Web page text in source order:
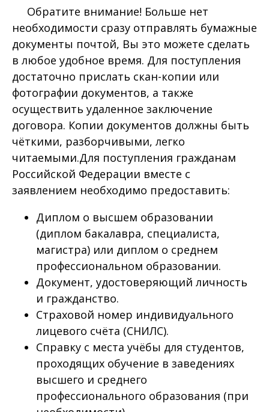
Обратите внимание! Больше нет
необходимости сразу отправлять бумажные
документы почтой, Вы это можете сделать
в любое удобное время. Для поступления
достаточно прислать скан-копии или
фотографии документов, а также
осуществить удаленное заключение
договора. Копии документов должны быть
чёткими, разборчивыми, легко
читаемыми.Для поступления гражданам
Российской Федерации вместе с
заявлением необходимо предоставить:
Диплом о высшем образовании
(диплом бакалавра, специалиста,
магистра) или диплом о среднем
профессиональном образовании.
Документ, удостоверяющий личность
и гражданство.
Страховой номер индивидуального
лицевого счёта (СНИЛС).
Справку с места учёбы для студентов,
проходящих обучение в заведениях
высшего и среднего
профессионального образования (при